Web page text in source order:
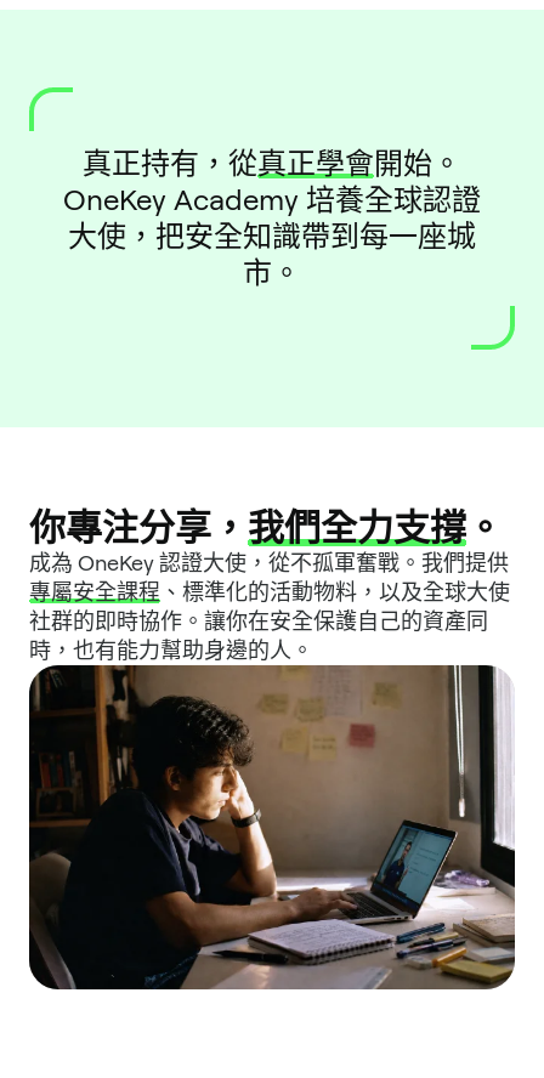
真正持有，從真正學會開始。
OneKey Academy 培養全球認證
大使，把安全知識帶到每一座城
市。
你專注分享， 我們全力支撐 。
成為 OneKey 認證大使，從不孤軍奮戰。我們提供
專屬安全課程 、標準化的活動物料，以及全球大使
社群的即時協作。讓你在安全保護自己的資產同
時，也有能力幫助身邊的人。